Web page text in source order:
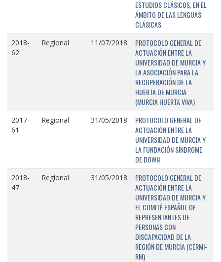
ESTUDIOS CLÁSICOS, EN EL
ÁMBITO DE LAS LENGUAS
CLÁSICAS
2018-
62
Regional 11/07/2018
PROTOCOLO GENERAL DE
ACTUACIÓN ENTRE LA
UNIVERSIDAD DE MURCIA Y
LA ASOCIACIÓN PARA LA
RECUPERACIÓN DE LA
HUERTA DE MURCIA
(MURCIA HUERTA VIVA)
2017-
61
Regional 31/05/2018
PROTOCOLO GENERAL DE
ACTUACIÓN ENTRE LA
UNIVERSIDAD DE MURCIA Y
LA FUNDACIÓN SÍNDROME
DE DOWN
2018-
47
Regional 31/05/2018
PROTOCOLO GENERAL DE
ACTUACIÓN ENTRE LA
UNIVERSIDAD DE MURCIA Y
EL COMITÉ ESPAÑOL DE
REPRESENTANTES DE
PERSONAS CON
DISCAPACIDAD DE LA
REGIÓN DE MURCIA (CERMI-
RM)